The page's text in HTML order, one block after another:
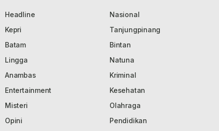
Headline
Nasional
Kepri
Tanjungpinang
Batam
Bintan
Lingga
Natuna
Anambas
Kriminal
Entertainment
Kesehatan
Misteri
Olahraga
Opini
Pendidikan